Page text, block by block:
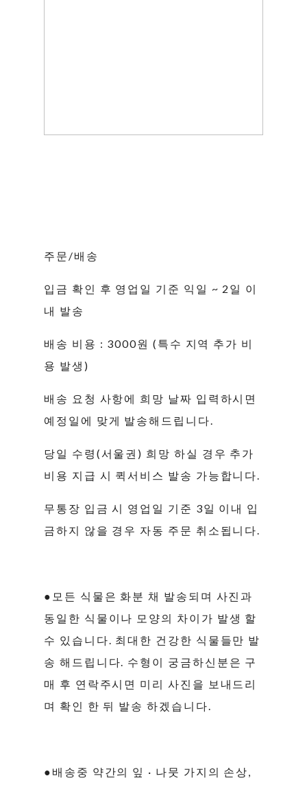
주문/배송
입금 확인 후 영업일 기준 익일 ~ 2일 이
내 발송
배송 비용 : 3000원 (특수 지역 추가 비
용 발생)
배송 요청 사항에 희망 날짜 입력하시면
예정일에 맞게 발송해드립니다.
당일 수령(서울권) 희망 하실 경우 추가
비용 지급 시 퀵서비스 발송 가능합니다.
무통장 입금 시 영업일 기준 3일 이내 입
금하지 않을 경우 자동 주문 취소됩니다.
●모든 식물은 화분 채 발송되며 사진과
동일한 식물이나 모양의 차이가 발생 할
수 있습니다. 최대한 건강한 식물들만 발
송 해드립니다. 수형이 궁금하신분은 구
매 후 연락주시면 미리 사진을 보내드리
며 확인 한 뒤 발송 하겠습니다.
●배송중 약간의 잎 · 나뭇 가지의 손상,